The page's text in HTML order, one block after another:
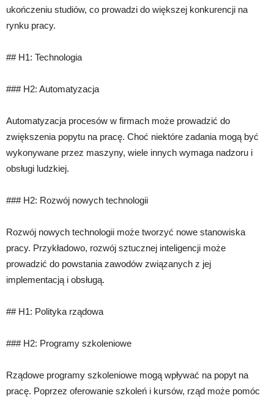
ukończeniu studiów, co prowadzi do większej konkurencji na
rynku pracy.
## H1: Technologia
### H2: Automatyzacja
Automatyzacja procesów w firmach może prowadzić do
zwiększenia popytu na pracę. Choć niektóre zadania mogą być
wykonywane przez maszyny, wiele innych wymaga nadzoru i
obsługi ludzkiej.
### H2: Rozwój nowych technologii
Rozwój nowych technologii może tworzyć nowe stanowiska
pracy. Przykładowo, rozwój sztucznej inteligencji może
prowadzić do powstania zawodów związanych z jej
implementacją i obsługą.
## H1: Polityka rządowa
### H2: Programy szkoleniowe
Rządowe programy szkoleniowe mogą wpływać na popyt na
pracę. Poprzez oferowanie szkoleń i kursów, rząd może pomóc